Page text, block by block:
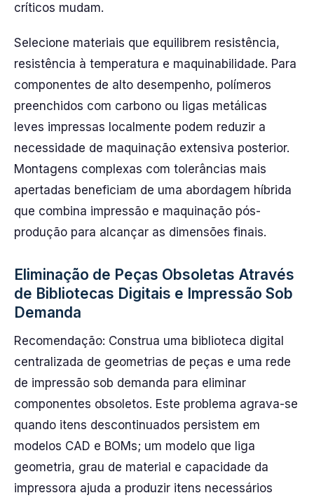
críticos mudam.
Selecione materiais que equilibrem resistência,
resistência à temperatura e maquinabilidade. Para
componentes de alto desempenho, polímeros
preenchidos com carbono ou ligas metálicas
leves impressas localmente podem reduzir a
necessidade de maquinação extensiva posterior.
Montagens complexas com tolerâncias mais
apertadas beneficiam de uma abordagem híbrida
que combina impressão e maquinação pós-
produção para alcançar as dimensões finais.
Eliminação de Peças Obsoletas Através
de Bibliotecas Digitais e Impressão Sob
Demanda
Recomendação: Construa uma biblioteca digital
centralizada de geometrias de peças e uma rede
de impressão sob demanda para eliminar
componentes obsoletos. Este problema agrava-se
quando itens descontinuados persistem em
modelos CAD e BOMs; um modelo que liga
geometria, grau de material e capacidade da
impressora ajuda a produzir itens necessários